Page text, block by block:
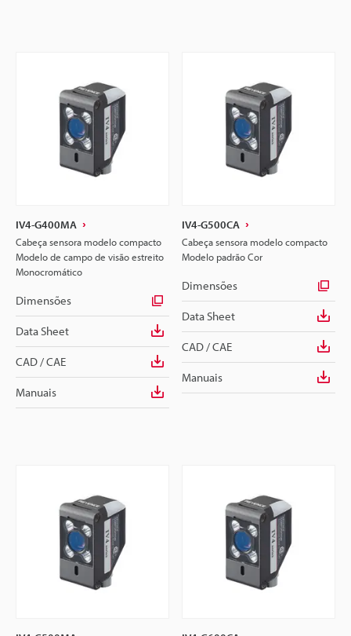
IV4-G400MA
Cabeça sensora modelo compacto
Modelo de campo de visão estreito
Monocromático
Dimensões
Data Sheet
CAD / CAE
Manuais
IV4-G500CA
Cabeça sensora modelo compacto
Modelo padrão Cor
Dimensões
Data Sheet
CAD / CAE
Manuais